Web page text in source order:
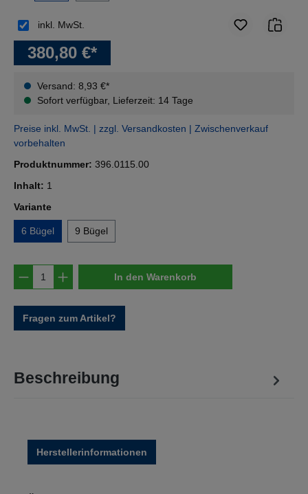
380,80 €*
Versand: 8,93 €*
Sofort verfügbar, Lieferzeit: 14 Tage
inkl. MwSt.
Preise inkl. MwSt. | zzgl. Versandkosten | Zwischenverkauf
vorbehalten
Produktnummer: 396.0115.00
Inhalt: 1
Varianteauswählen
6 Bügel 9 Bügel
Produkt Anzahl: Gib den gewünschten
In den Warenkorb
Fragen zum Artikel?
Beschreibung
Herstellerinformationen